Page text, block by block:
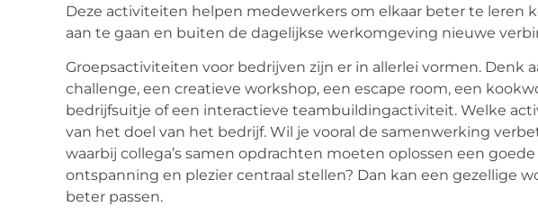
Deze activiteiten helpen medewerkers om elkaar beter te leren
aan te gaan en buiten de dagelijkse werkomgeving nieuwe
Groepsactiviteiten voor bedrijven zijn er in allerlei vormen. Denk
challenge, een creatieve workshop, een escape room, een
bedrijfsuitje of een interactieve teambuildingactiviteit. Welke
van het doel van het bedrijf. Wil je vooral de samenwerking
waarbij collega’s samen opdrachten moeten oplossen een
ontspanning en plezier centraal stellen? Dan kan een gezellige
beter passen.